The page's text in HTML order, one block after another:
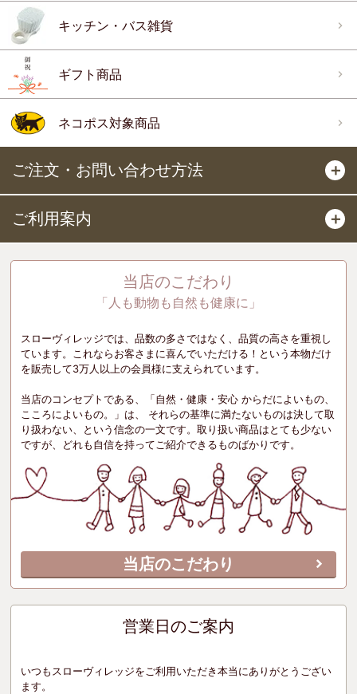
キッチン・バス雑貨
ギフト商品
ネコポス対象商品
ご注文・お問い合わせ方法 ＋
ご利用案内 ＋
当店のこだわり
「人も動物も自然も健康に」
スローヴィレッジでは、品数の多さではなく、品質の高さを重視し
ています。これならお客さまに喜んでいただける！という本物だけ
を販売して3万人以上の会員様に支えられています。
当店のコンセプトである、「自然・健康・安心 からだによいもの、
こころによいもの。」は、 それらの基準に満たないものは決して取
り扱わない、という信念の一文です。取り扱い商品はとても少ない
ですが、どれも自信を持ってご紹介できるものばかりです。
当店のこだわり
営業日のご案内
いつもスローヴィレッジをご利用いただき本当にありがとうござい
ます。